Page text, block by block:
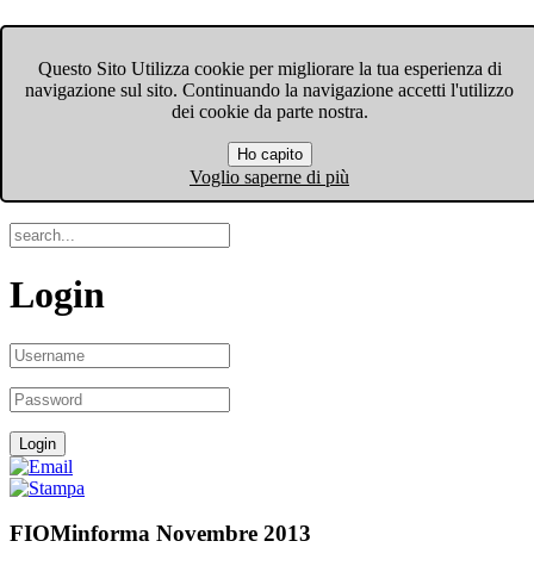
Questo Sito Utilizza cookie per migliorare la tua esperienza di
navigazione sul sito. Continuando la navigazione accetti l'utilizzo
dei cookie da parte nostra.
Ho capito
Voglio saperne di più
Menu
Login
FIOMinforma Novembre 2013